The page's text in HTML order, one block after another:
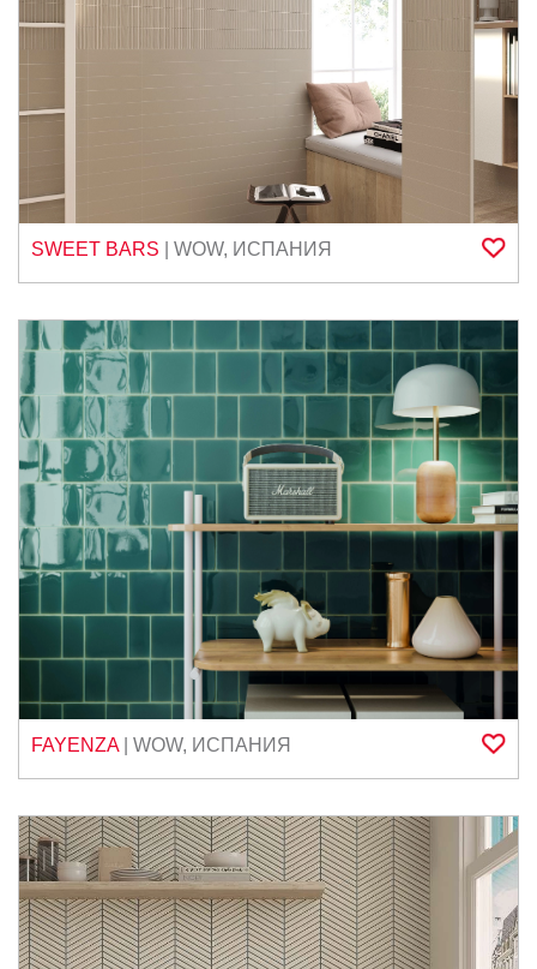
SWEET BARS WOW, ИСПАНИЯ
FAYENZA| WOW, ИСПАНИЯ